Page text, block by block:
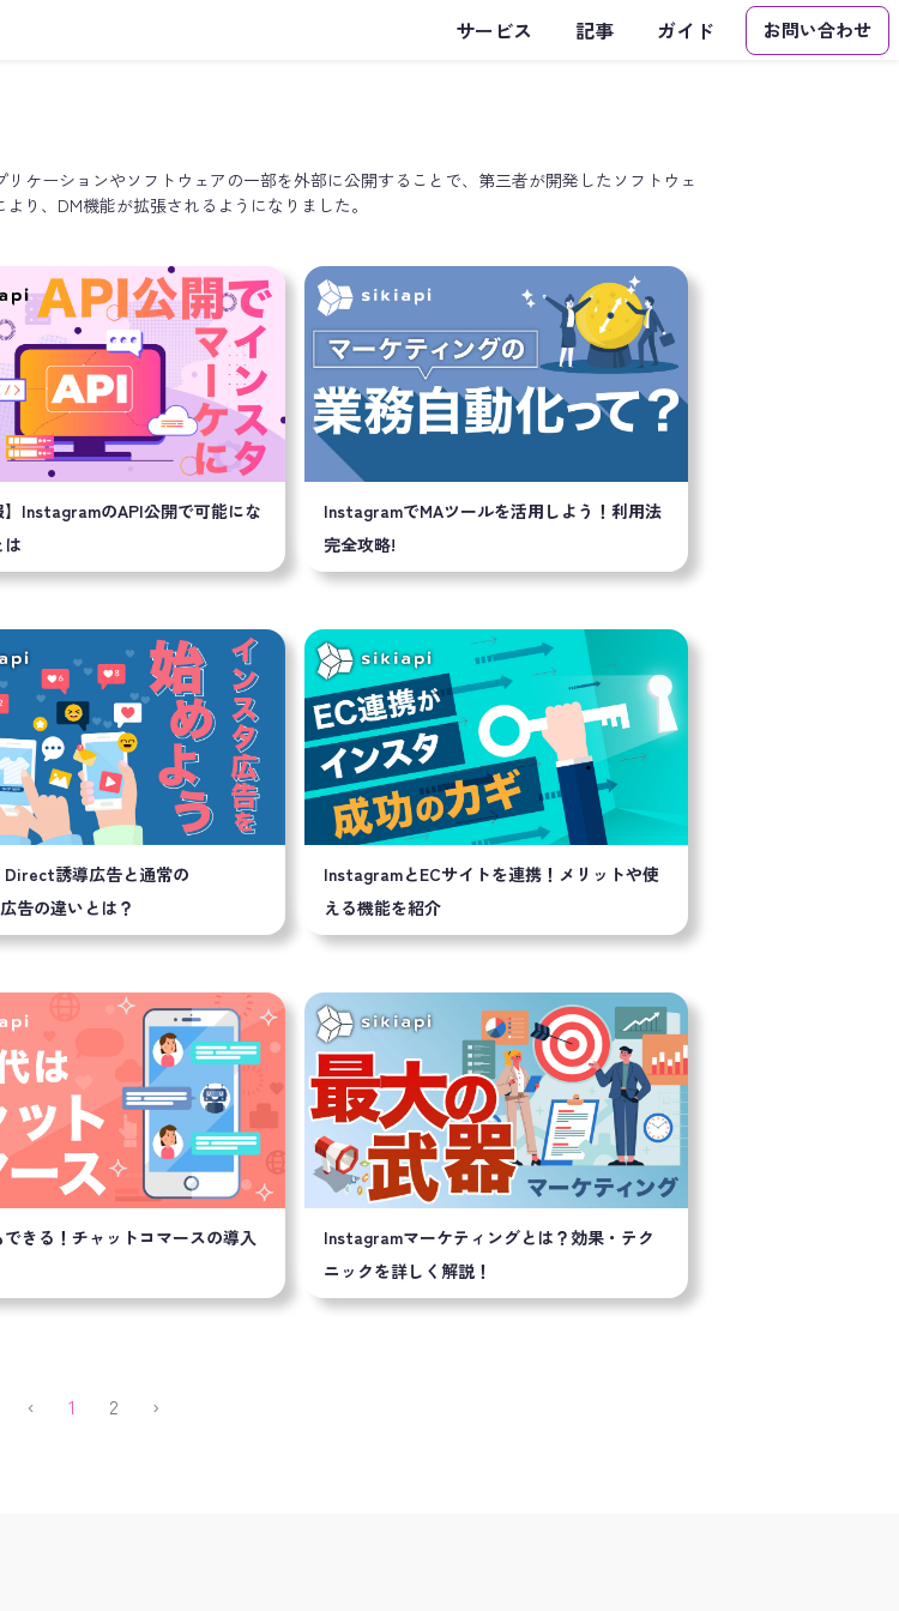
サービス 記事 ガイド お問い合わせ
ケーションやソフトウェアの一部を外部に公開することで、第三者が開発したソフトウェ
り、DM機能が拡張されるようになりました。
】InstagramのAPI公開で可能にな
は
InstagramでMAツールを活用しよう！利用法
完全攻略!
誘導広告と通常の
告の違いとは？
InstagramとECサイトを連携！メリットや使
える機能を紹介
きる！チャットコマースの導入
Instagramマーケティングとは？効果・テク
ニックを詳しく解説！
‹Previous
1 (current)
2 ›